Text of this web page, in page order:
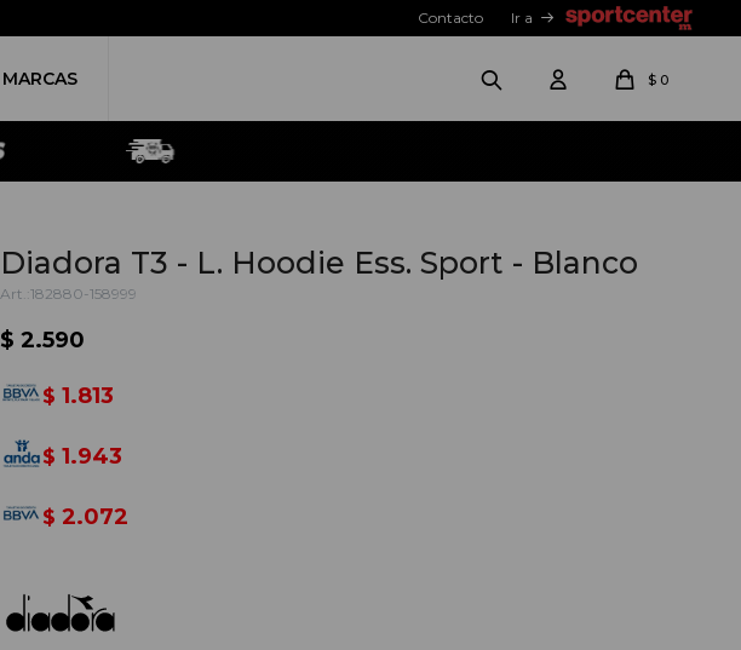
MARCAS $ 0
Contacto Ir a
Diadora T3 - L. Hoodie Ess. Sport - Blanco
182880-158999
$ 2.590
$ 1.813
$ 1.943
$ 2.072